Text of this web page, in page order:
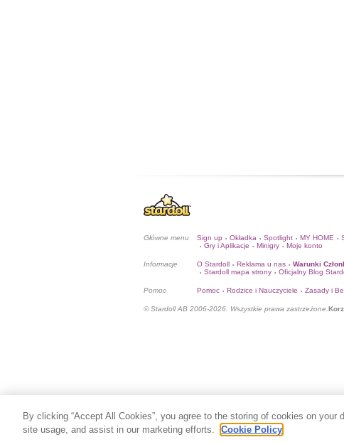
Główne menu Sign up • Okładka • Spotlight • MY HOME •
• Gry i Aplikacje • Minigry • Moje konto
Informacje O Stardoll • Reklama u nas • Warunki
• Stardoll mapa strony • Oficjalny Blog
Pomoc Pomoc • Rodzice i Nauczyciele • Zasady i
© Stardoll AB 2006-2026. Wszystkie prawa zastrzeżone.
By clicking “Accept All Cookies”, you agree to the storing of cookies on
site usage, and assist in our marketing efforts.
Cookie Policy